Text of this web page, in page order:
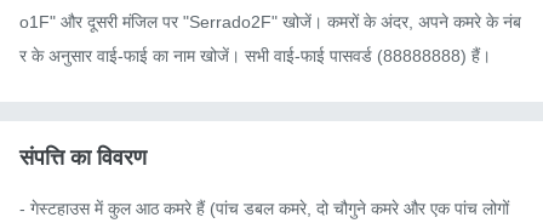
o1F" और दूसरी मंजिल पर "Serrado2F" खोजें। कमरों के अंदर, अपने कमरे के नंब
र के अनुसार वाई-फाई का नाम खोजें। सभी वाई-फाई पासवर्ड (88888888) हैं।
संपत्ति का विवरण
- गेस्टहाउस में कुल आठ कमरे हैं (पांच डबल कमरे, दो चौगुने कमरे और एक पांच लोगों